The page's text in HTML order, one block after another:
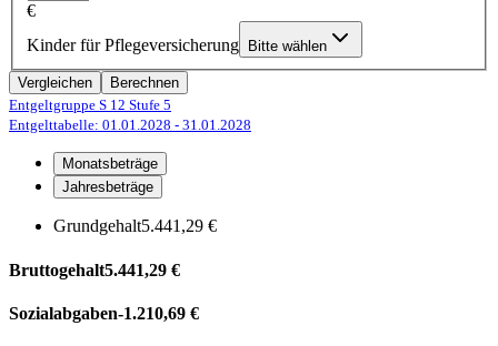
€
Kinder für Pflegeversicherung
Bitte wählen
Vergleichen
Berechnen
Entgeltgruppe S 12 Stufe 5
Entgelttabelle: 01.01.2028 - 31.01.2028
Monatsbeträge
Jahresbeträge
Grundgehalt5.441,29 €
Bruttogehalt5.441,29 €
Sozialabgaben-1.210,69 €